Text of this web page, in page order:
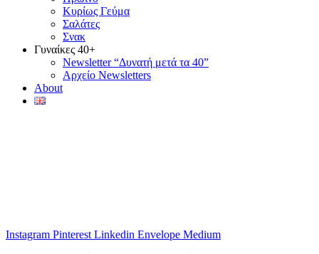
Κυρίως Γεύμα
Σαλάτες
Σνακ
Γυναίκες 40+
Newsletter “Δυνατή μετά τα 40”
Αρχείο Newsletters
About
Instagram Pinterest Linkedin Envelope Medium